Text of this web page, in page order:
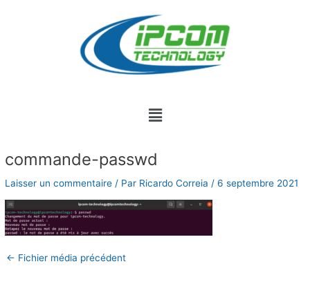
Menu
commande-passwd
Laisser un commentaire / Par Ricardo Correia/6 septembre 2021
des
← Fichier média précédent